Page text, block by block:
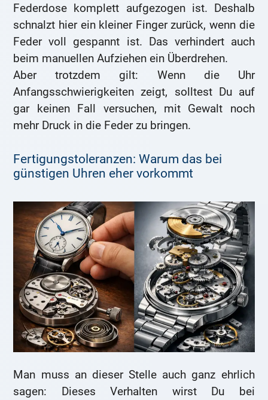
Federdose komplett aufgezogen ist. Deshalb
schnalzt hier ein kleiner Finger zurück, wenn die
Feder voll gespannt ist. Das verhindert auch
beim manuellen Aufziehen ein Überdrehen.
Aber trotzdem gilt: Wenn die Uhr
Anfangsschwierigkeiten zeigt, solltest Du auf
gar keinen Fall versuchen, mit Gewalt noch
mehr Druck in die Feder zu bringen.
Fertigungstoleranzen: Warum das bei
günstigen Uhren eher vorkommt
Man muss an dieser Stelle auch ganz ehrlich
sagen: Dieses Verhalten wirst Du bei